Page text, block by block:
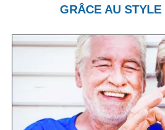
GRÂCE AU STYLE